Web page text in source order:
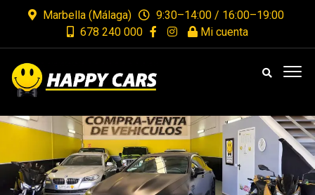
Marbella (Málaga)
9:30–14:00 / 16:00–19:00
678 240 000
Mi cuenta